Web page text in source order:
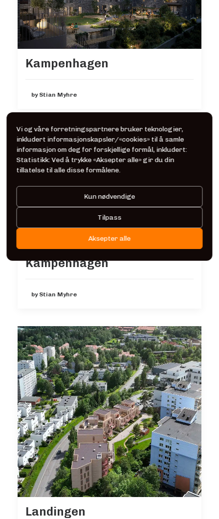
Kampenhagen
by Stian Myhre
Kampenhagen
by Stian Myhre
Landingen
Vi og våre forretningspartnere bruker teknologier,
inkludert informasjonskapsler/«cookies» til å samle
informasjon om deg for forskjellige formål, inkludert:
Statistikk: Ved å trykke «Aksepter alle» gir du din
tillatelse til alle disse formålene.
Kun nødvendige
Tilpass
Aksepter alle